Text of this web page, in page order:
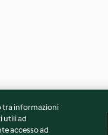
tra informazioni
utili ad
accesso ad